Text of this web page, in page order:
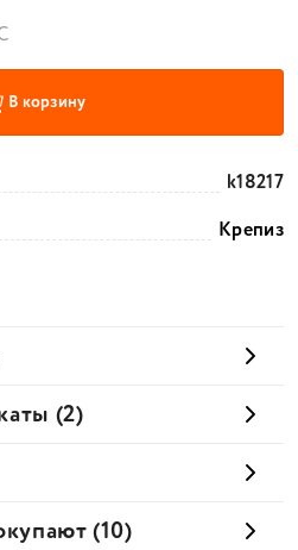
В корзину
k18217
Крепиз
(2)
(10)